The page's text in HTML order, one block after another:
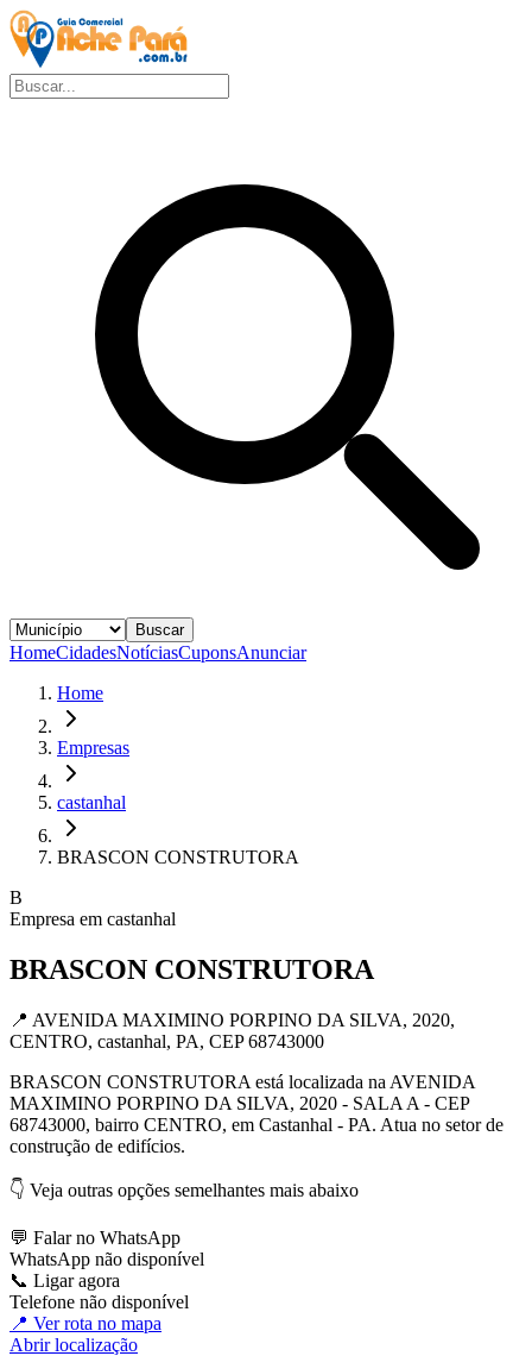
Buscar
HomeCidadesNotíciasCuponsAnunciar
Home
Empresas
castanhal
BRASCON CONSTRUTORA
B
Empresa em castanhal
BRASCON CONSTRUTORA
📍 AVENIDA MAXIMINO PORPINO DA SILVA, 2020,
CENTRO, castanhal, PA, CEP 68743000
BRASCON CONSTRUTORA está localizada na AVENIDA
MAXIMINO PORPINO DA SILVA, 2020 - SALA A - CEP
68743000, bairro CENTRO, em Castanhal - PA. Atua no setor de
construção de edifícios.
👇 Veja outras opções semelhantes mais abaixo
💬 Falar no WhatsApp
WhatsApp não disponível
📞 Ligar agora
Telefone não disponível
📍 Ver rota no mapa
Abrir localização